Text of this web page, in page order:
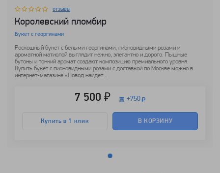
отзывы
Королевский пломбир
Букет с георгинами
Роскошный букет с белыми георгинами, пионовидными розами и
ароматной матиолой выглядит нежно, элегантно и дорого. Пышные
бутоны и тонкий аромат создают композицию премиального уровня.
Купить букет с пионовидными розами с доставкой по Москве можно в
интернет-магазине «Повод найдёт...
7 500 ₽ +750
Купить в 1 клик В КОРЗИНУ